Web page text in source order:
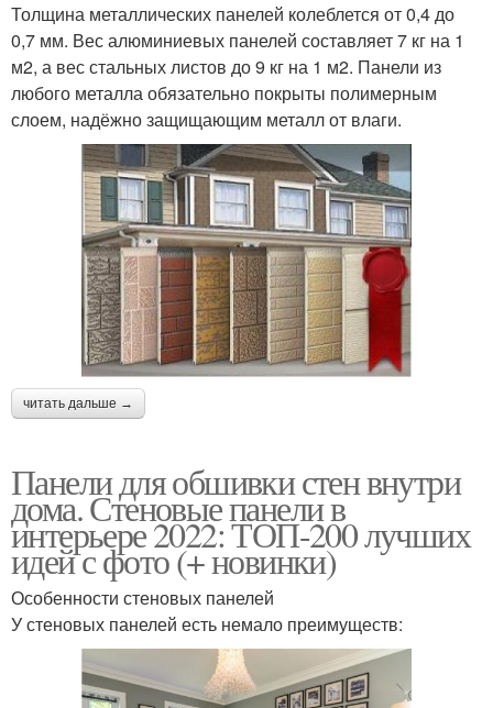
Толщина металлических панелей колеблется от 0,4 до
0,7 мм. Вес алюминиевых панелей составляет 7 кг на 1
м2, а вес стальных листов до 9 кг на 1 м2. Панели из
любого металла обязательно покрыты полимерным
слоем, надёжно защищающим металл от влаги.
читать дальше →
Панели для обшивки стен внутри
дома. Стеновые панели в
интерьере 2022: ТОП-200 лучших
идей с фото (+ новинки)
Особенности стеновых панелей
У стеновых панелей есть немало преимуществ: